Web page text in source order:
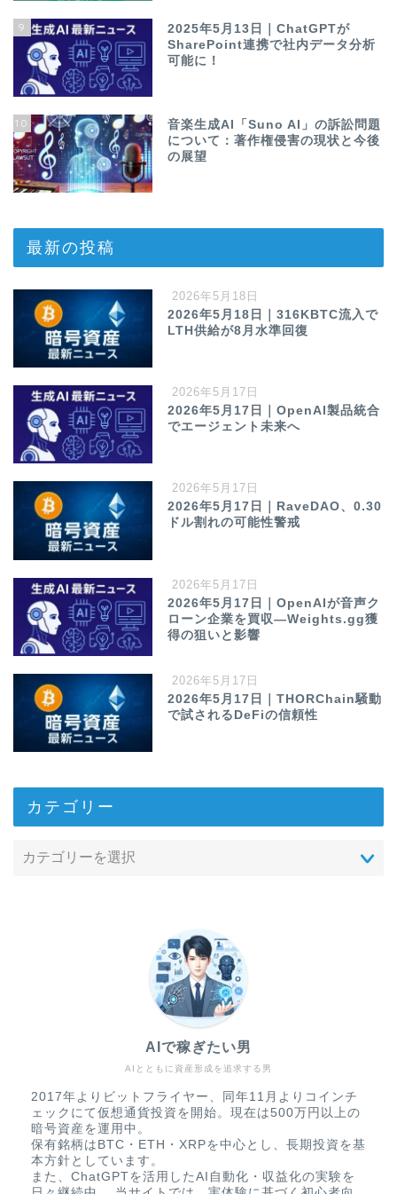
9
2025年5月13日｜ChatGPTが
SharePoint連携で社内データ分析
可能に！
10
音楽生成AI「Suno AI」の訴訟問題
について：著作権侵害の現状と今後
の展望
最新の投稿
2026年5月18日
2026年5月18日｜316KBTC流入で
LTH供給が8月水準回復
2026年5月17日
2026年5月17日｜OpenAI製品統合
でエージェント未来へ
2026年5月17日
2026年5月17日｜RaveDAO、0.30
ドル割れの可能性警戒
2026年5月17日
2026年5月17日｜OpenAIが音声ク
ローン企業を買収—Weights.gg獲
得の狙いと影響
2026年5月17日
2026年5月17日｜THORChain騒動
で試されるDeFiの信頼性
カテゴリー
AIとともに資産形成を追求する男
AIで稼ぎたい男
2017年よりビットフライヤー、同年11月よりコインチ
ェックにて仮想通貨投資を開始。現在は500万円以上の
暗号資産を運用中。
保有銘柄はBTC・ETH・XRPを中心とし、長期投資を基
本方針としています。
また、ChatGPTを活用したAI自動化・収益化の実験を